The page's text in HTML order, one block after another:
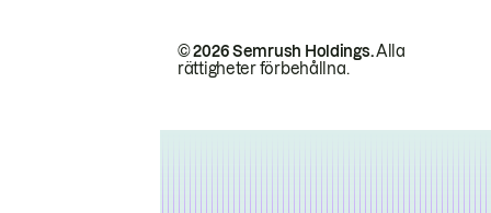
© 2026 Semrush Holdings.Alla
rättigheter förbehållna.